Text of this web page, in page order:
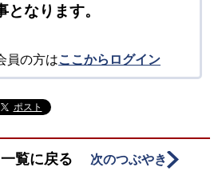
となります。
員の方はここからログイン
ポスト
一覧に戻る 次のつぶやき